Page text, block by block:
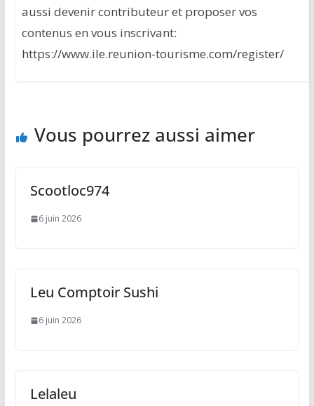
aussi devenir contributeur et proposer vos
contenus en vous inscrivant:
https://www.ile.reunion-tourisme.com/register/
Vous pourrez aussi aimer
Scootloc974
6 juin 2026
Leu Comptoir Sushi
6 juin 2026
Lelaleu